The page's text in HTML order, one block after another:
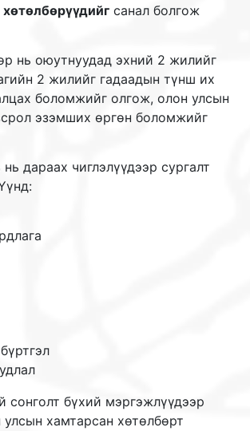
санал болгож
нь оюутнуудад эхний 2 жилийг
2 жилийг гадаадын түнш их
боломжийг олгож, олон улсын
эзэмших өргөн боломжийг
дараах чиглэлүүдээр сургалт
сонголт бүхий мэргэжлүүдээр
хамтарсан хөтөлбөрт